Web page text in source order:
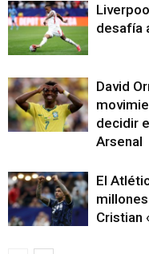
desafía
David
decidir
Arsenal
El
Cristian